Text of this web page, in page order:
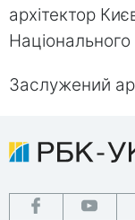
архітектор
Національного
Заслужений